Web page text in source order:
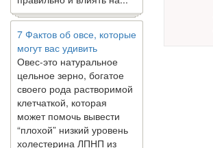
7 Фактов об овсе, которые
могут вас удивить
Овес-это натуральное
цельное зерно, богатое
своего рода растворимой
клетчаткой, которая
может помочь вывести
“плохой” низкий уровень
холестерина ЛПНП из